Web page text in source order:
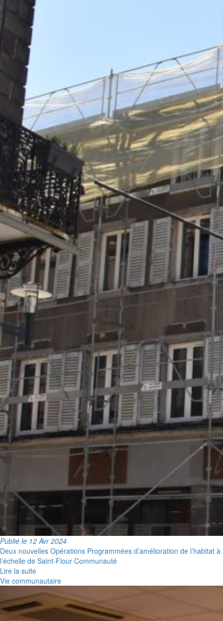
Publié le 12 Avr 2024
Deux nouvelles Opérations Programmées d’amélioration de l’habitat à
l’échelle de Saint-Flour Communauté
Lire la suite
Vie communautaire